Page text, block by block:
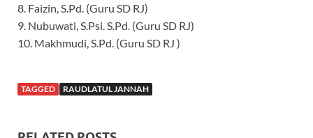
8. Faizin, S.Pd. (Guru SD RJ)
9. Nubuwati, S.Psi. S.Pd. (Guru SD RJ)
10. Makhmudi, S.Pd. (Guru SD RJ )
TAGGED RAUDLATUL JANNAH